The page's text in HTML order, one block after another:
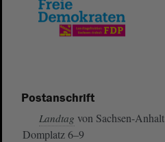
Postanschrift
Landtag von Sachsen-Anhalt
Domplatz 6–9